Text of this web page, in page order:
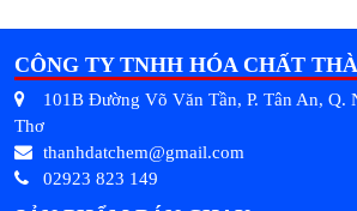
CÔNG TY TNHH HÓA CHẤT
101B Đường Võ Văn Tần, P. Tân An, Q.
Thơ
thanhdatchem@gmail.com
02923 823 149